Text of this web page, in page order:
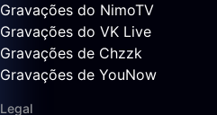
Gravações do NimoTV
Gravações do VK Live
Gravações de Chzzk
Gravações de YouNow
Legal